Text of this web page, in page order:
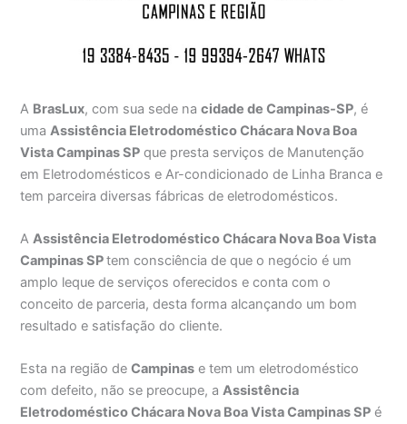
A BrasLux, com sua sede nacidade de Campinas-SP, é
umaAssistência Eletrodoméstico Chácara Nova Boa
Vista Campinas SP que presta serviços de Manutenção
em Eletrodomésticos e Ar-condicionado de Linha Branca e
tem parceira diversas fábricas de eletrodomésticos.
AAssistência Eletrodoméstico Chácara Nova Boa Vista
Campinas SPtem consciência de que o negócio é um
amplo leque de serviços oferecidos e conta com o
conceito de parceria, desta forma alcançando um bom
resultado e satisfação do cliente.
Esta na região deCampinas e tem um eletrodoméstico
com defeito, não se preocupe, aAssistência
Eletrodoméstico Chácara Nova Boa Vista Campinas SP é